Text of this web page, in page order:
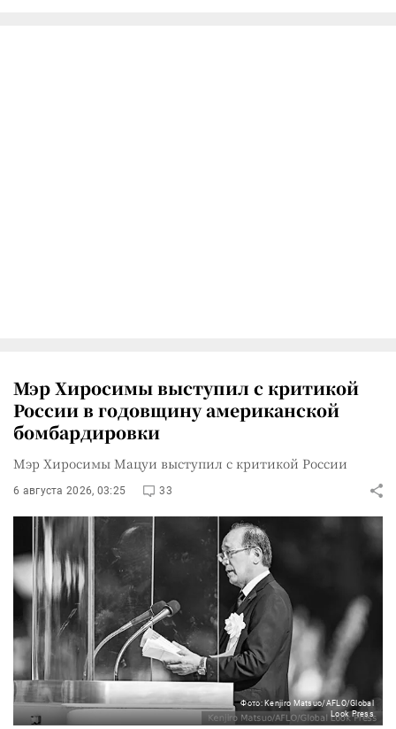
Мэр Хиросимы выступил с критикой
России в годовщину американской
бомбардировки
Мэр Хиросимы Мацуи выступил с критикой России
6 августа 2026, 03:25 33
Фото: Kenjiro Matsuo/AFLO/Global
Look Press